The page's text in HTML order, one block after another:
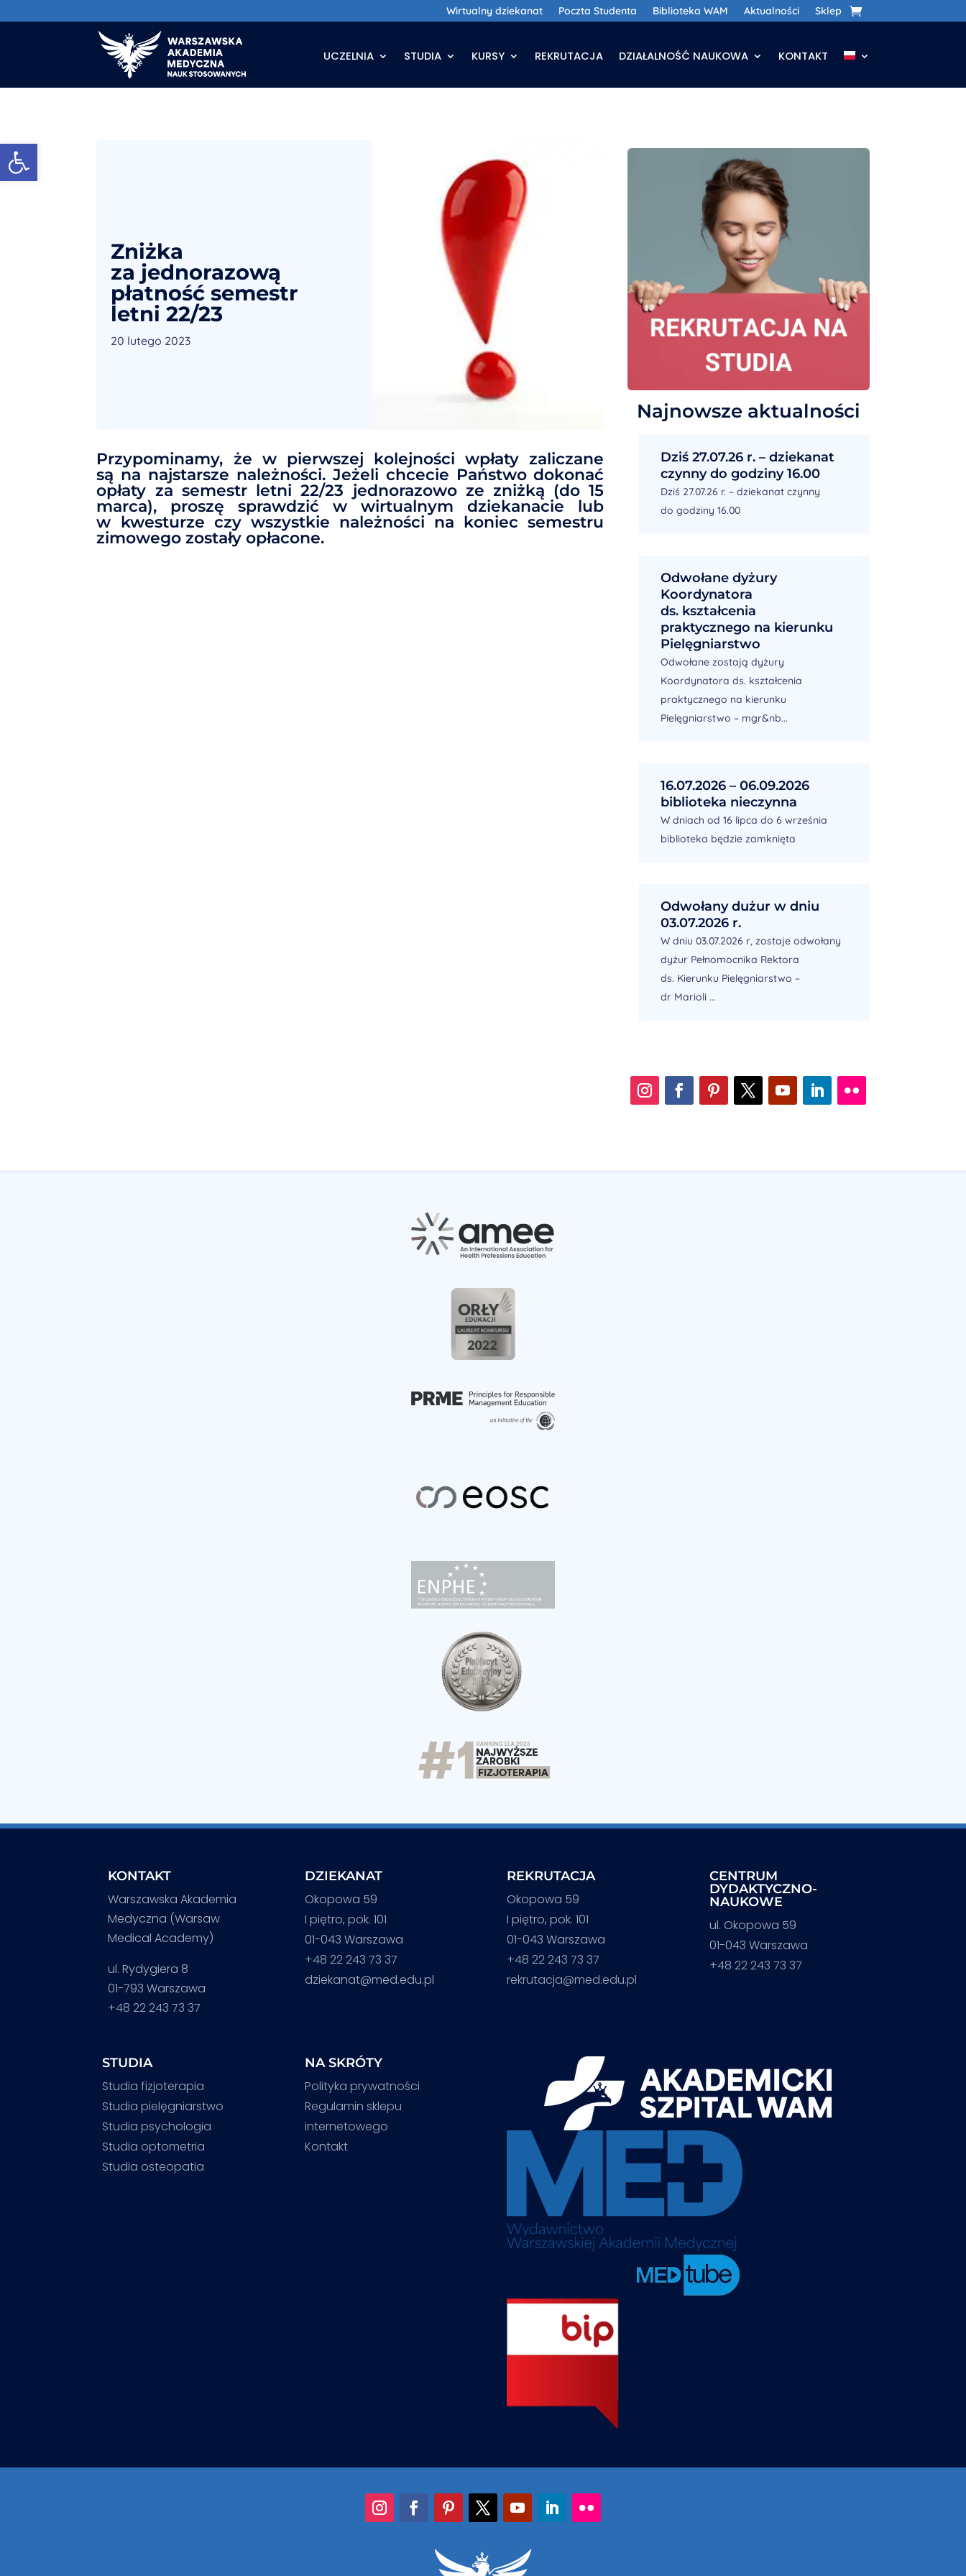
Wirtualny dziekanat Poczta Studenta Biblioteka WAM Aktualności Sklep
UCZELNIA STUDIA KURSY REKRUTACJA DZIAŁALNOŚĆ NAUKOWA KONTAKT
Zniżka
za jednorazową
płatność semestr
letni 22/23
20 lutego 2023
Przypominamy, że w pierwszej kolejności wpłaty zaliczane
są na najstarsze należności. Jeżeli chcecie Państwo dokonać
opłaty za semestr letni 22/23 jednorazowo ze zniżką (do 15
marca), proszę sprawdzić w wirtualnym dziekanacie lub
w kwesturze czy wszystkie należności na koniec semestru
zimowego zostały opłacone.
Najnowsze aktualności
Dziś 27.07.26 r. – dziekanat
czynny do godziny 16.00
Dziś 27.07.26 r. – dziekanat czynny
do godziny 16.00
Odwołane dyżury
Koordynatora
ds. kształcenia
praktycznego na kierunku
Pielęgniarstwo
Odwołane zostają dyżury
Koordynatora ds. kształcenia
praktycznego na kierunku
Pielęgniarstwo – mgr&nb...
16.07.2026 – 06.09.2026
biblioteka nieczynna
W dniach od 16 lipca do 6 września
biblioteka będzie zamknięta
Odwołany dużur w dniu
03.07.2026 r.
W dniu 03.07.2026 r, zostaje odwołany
dyżur Pełnomocnika Rektora
ds. Kierunku Pielęgniarstwo –
dr Marioli ...
KONTAKT
Warszawska Akademia
Medyczna (Warsaw
Medical Academy)
ul. Rydygiera 8
01-793 Warszawa
+48 22 243 73 37
DZIEKANAT
Okopowa 59
I piętro, pok. 101
01-043 Warszawa
+48 22 243 73 37
dziekanat@med.edu.pl
REKRUTACJA
Okopowa 59
I piętro, pok. 101
01-043 Warszawa
+48 22 243 73 37
rekrutacja@med.edu.pl
CENTRUM
DYDAKTYCZNO-
NAUKOWE
ul. Okopowa 59
01-043 Warszawa
+48 22 243 73 37
STUDIA
Studia fizjoterapia
Studia pielęgniarstwo
Studia psychologia
Studia optometria
Studia osteopatia
NA SKRÓTY
Polityka prywatności
Regulamin sklepu
internetowego
Kontakt
Otwórz pasek narzędzi